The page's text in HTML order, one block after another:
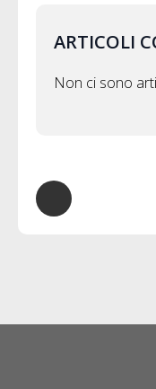
ARTICOLI
Non ci sono